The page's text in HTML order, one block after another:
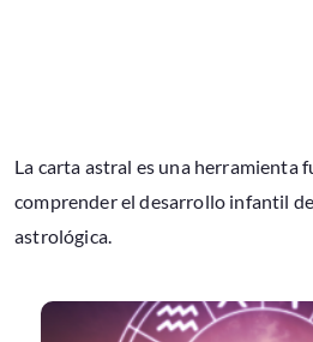
La carta astral es una herramienta
comprender el desarrollo infantil
astrológica.